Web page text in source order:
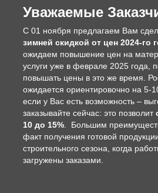
Уважаемые
С 01 ноября предлагаем Вам
зимней скидкой от цен 2024-го
ожидаем повышение цен на
услуги уже в феврале 2025 года,
повышать цены в это же время.
ожидается ориентировочно на 5-
если у Вас есть возможность –
заказывайте сейчас: это позволит
10 до 15% . Большим
факт получения готовой
строительного сезона, когда
загружены заказами.